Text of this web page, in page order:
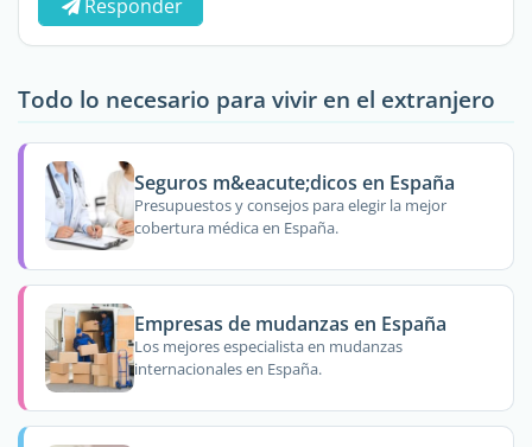
Responder
Todo lo necesario para vivir en el extranjero
Seguros m&eacute;dicos en España
Presupuestos y consejos para elegir la mejor
cobertura médica en España.
Empresas de mudanzas en España
Los mejores especialista en mudanzas
internacionales en España.